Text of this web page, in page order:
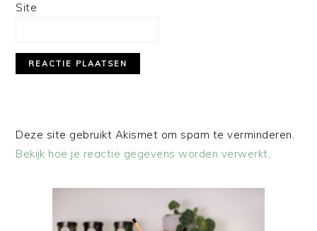
Site
Deze site gebruikt Akismet om spam te verminderen.
Bekijk hoe je reactie gegevens worden verwerkt.